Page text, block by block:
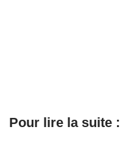
Pour lire la suite :